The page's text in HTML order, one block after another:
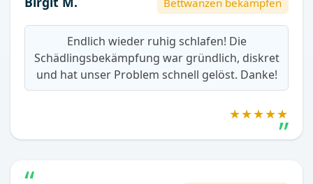
Endlich wieder ruhig schlafen! Die
Schädlingsbekämpfung war gründlich, diskret
und hat unser Problem schnell gelöst. Danke!
★★★★★